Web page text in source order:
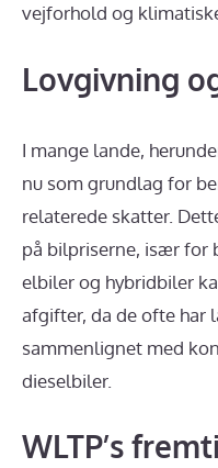
vejforhold og
Lovgivning
I mange lande,
nu som grundlag for
relaterede skatter.
på bilpriserne, især for
elbiler og hybridbiler
afgifter, da de ofte har
sammenlignet med
dieselbiler.
WLTP’s